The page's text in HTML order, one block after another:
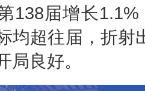
138届增长
均超往届，折射
局良好。